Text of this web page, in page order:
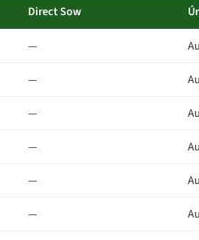
Direct Sow
—
—
—
—
—
—